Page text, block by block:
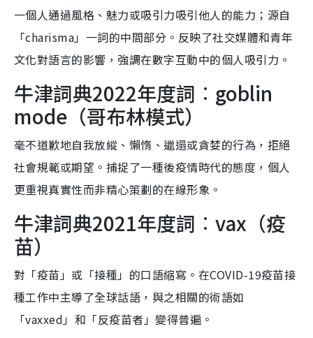
一個人通過風格、魅力或吸引力吸引他人的能力；源自
「charisma」一詞的中間部分。反映了社交媒體和青年
文化對語言的影響，強調在數字互動中的個人吸引力。
牛津詞典2022年度詞︰goblin
mode（哥布林模式）
毫不道歉地自我放縱、懶惰、邋遢或貪婪的行為，拒絕
社會規範或期望。捕捉了一種後疫情時代的態度，個人
更重視真實性而非精心策劃的在線形象。
牛津詞典2021年度詞︰vax（疫
苗）
對「疫苗」或「接種」的口語縮寫。在COVID-19疫苗接
種工作中主導了全球話語，與之相關的術語如
「vaxxed」和「反疫苗者」變得普遍。